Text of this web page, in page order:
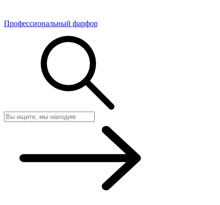
Профессиональный фарфор